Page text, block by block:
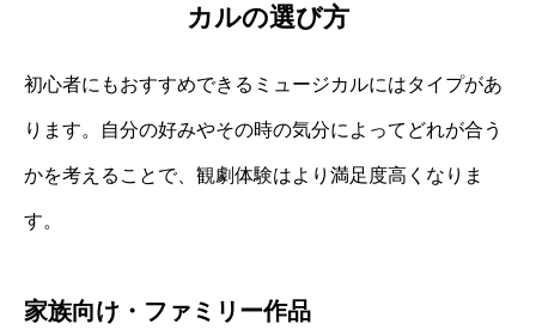
カルの選び方
初心者にもおすすめできるミュージカルにはタイプがあ
ります。自分の好みやその時の気分によってどれが合う
かを考えることで、観劇体験はより満足度高くなりま
す。
家族向け・ファミリー作品